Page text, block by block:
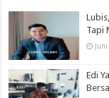
Tapi
Edi